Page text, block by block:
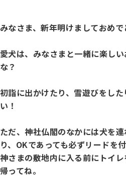
入会のご案内
3分でわかるジャパンケネルクラブ
ジャパンケネルクラブチャンネ
ガゼットのご案内
正しいブリーディングと守るべ
ティーカッププードル、豆柴に
遺伝子疾患について考えよう
「動物の愛護及び管理に関する法
訓練競技会
アジリティー競技会
フライボール競技会
オビディエンス競技会
審査員
アニマル衛生士
自主研修会／日程
みなさま、新年明けましておめで
愛犬は、みなさまと一緒に楽し
な？
初詣に出かけたり、雪遊びをし
い！
ただ、神社仏閣のなかには犬を
り、OKであっても必ずリードを
神さまの敷地内に入る前にトイ
帰ってね。